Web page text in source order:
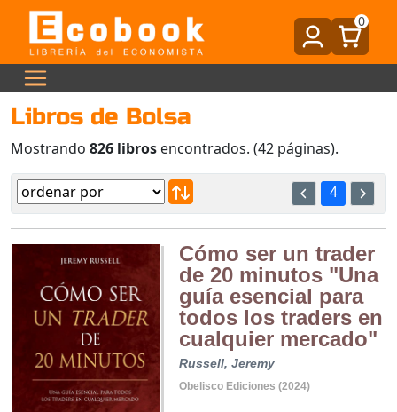
0
Libros de Bolsa
Mostrando 826 libros encontrados. (42 páginas).
4
Cómo ser un trader
de 20 minutos "Una
guía esencial para
todos los traders en
cualquier mercado"
Russell, Jeremy
Obelisco Ediciones (2024)